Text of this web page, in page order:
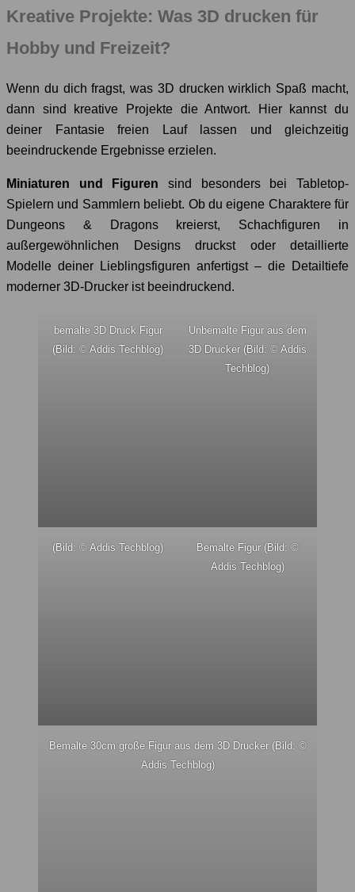
Kreative Projekte: Was 3D drucken für
Hobby und Freizeit?
Wenn du dich fragst, was 3D drucken wirklich Spaß macht,
dann sind kreative Projekte die Antwort. Hier kannst du
deiner Fantasie freien Lauf lassen und gleichzeitig
beeindruckende Ergebnisse erzielen.
Miniaturen und Figuren sind besonders bei Tabletop-
Spielern und Sammlern beliebt. Ob du eigene Charaktere für
Dungeons & Dragons kreierst, Schachfiguren in
außergewöhnlichen Designs druckst oder detaillierte
Modelle deiner Lieblingsfiguren anfertigst – die Detailtiefe
moderner 3D-Drucker ist beeindruckend.
bemalte 3D Druck Figur
(Bild: © Addis Techblog)
Unbemalte Figur aus dem
3D Drucker (Bild: © Addis
Techblog)
(Bild: © Addis Techblog)
Bemalte Figur (Bild: ©
Addis Techblog)
Bemalte 30cm große Figur aus dem 3D Drucker (Bild: ©
Addis Techblog)